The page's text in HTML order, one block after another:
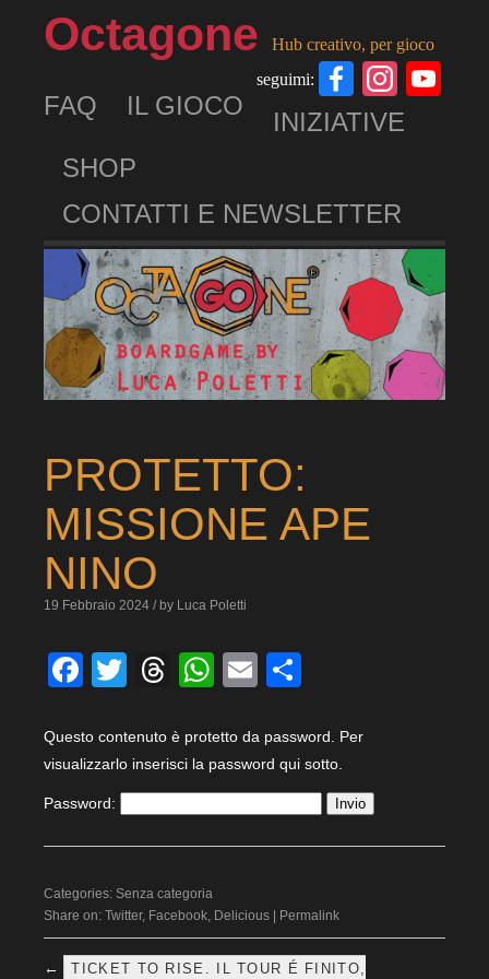
Octagone
Hub creativo, per gioco
seguimi:
Facebook
FAQ IL GIOCO
INIZIATIVE
SHOP
CONTATTI E NEWSLETTER
PROTETTO:
MISSIONE APE
NINO
19 Febbraio 2024 / by Luca Poletti
Facebook
Twitter
Threads
WhatsApp
Email
Questo contenuto è protetto da password. Per
visualizzarlo inserisci la password qui sotto.
Password:
Categories: Senza categoria
Share on:
Twitter, Facebook, Delicious Permalink
← TICKET TO RISE. IL TOUR É FINITO,